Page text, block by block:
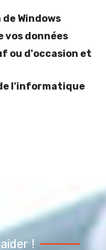
Windows
vos données
ou d'occasion et
l'informatique
!